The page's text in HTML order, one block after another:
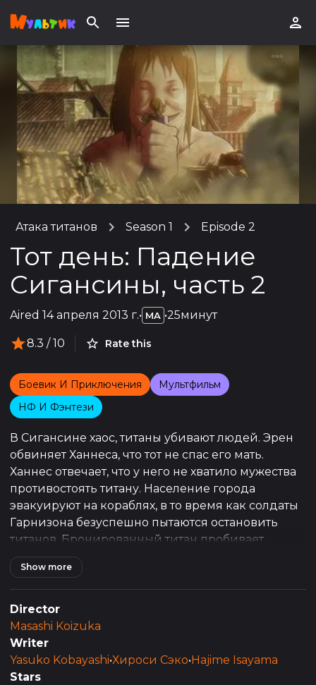
Атака титанов Season 1 Episode 2
Тот день: Падение
Сигансины, часть 2
Aired 14 апреля 2013 г.• MA •25минут
8.3 / 10 Rate this
Боевик И Приключения
Мультфильм
НФ И Фэнтези
В Сигансине хаос, титаны убивают людей. Эрен
обвиняет Ханнеса, что тот не спас его мать.
Ханнес отвечает, что у него не хватило мужества
противостоять титану. Население города
эвакуируют на кораблях, в то время как солдаты
Гарнизона безуспешно пытаются остановить
титанов. Бронированный титан пробивает
ворота стены Мария. Эрен даёт обещание
уничтожить всех гигантов.
Show more
Director
Masashi Koizuka
Writer
Yasuko Kobayashi•Хироси Сэко• Hajime Isayama
Stars